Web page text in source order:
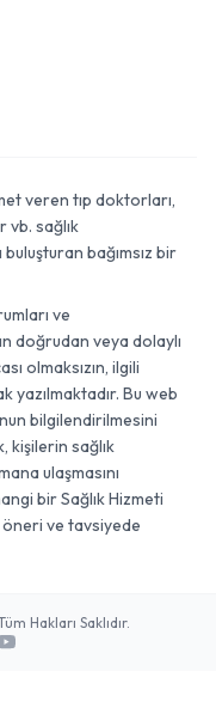
veren tıp doktorları,
sağlık
bağımsız bir
ve
doğrudan veya dolaylı
olmaksızın, ilgili
yazılmaktadır. Bu web
bilgilendirilmesini
kişilerin sağlık
ulaşmasını
bir Sağlık Hizmeti
öneri ve tavsiyede
Hakları Saklıdır.